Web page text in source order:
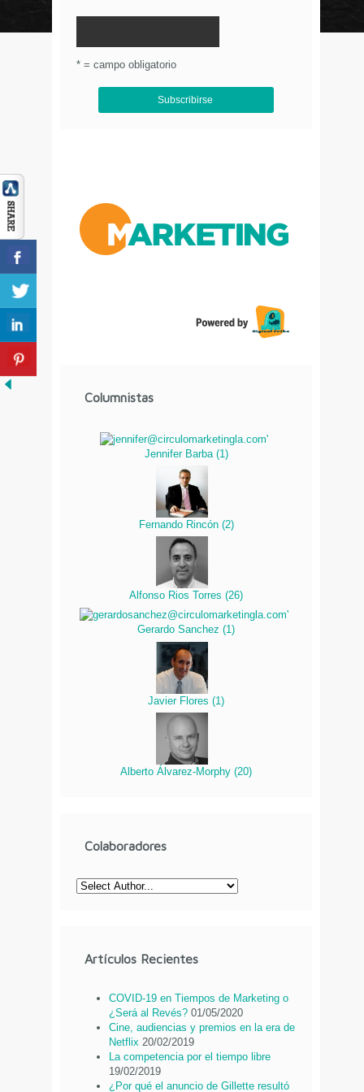
* = campo obligatorio
Columnistas
Jennifer Barba (1 )
Fernando Rincón (2)
Alfonso Rios Torres (26)
Gerardo Sanchez (1)
Javier Flores (1)
Alberto Álvarez-Morphy (20)
Colaboradores
Artículos Recientes
COVID-19 en Tiempos de Marketing o
¿Será al Revés? 01/05/2020
Cine, audiencias y premios en la era de
Netflix 20/02/2019
La competencia por el tiempo libre
19/02/2019
¿Por qué el anuncio de Gillette resultó
© Circulo Marketing 2016. Todos los derechos
reservados.
Aviso de Privacidad